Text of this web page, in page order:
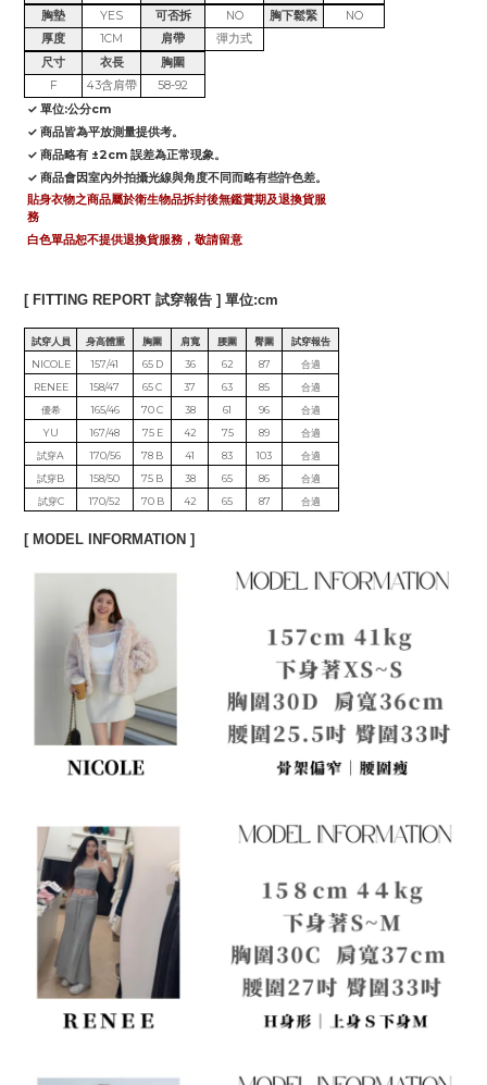
胸墊
YES 可否拆 NO 胸下鬆緊
NO
厚度
1CM 肩帶
彈力式
尺寸
衣長
胸圍
F
43含肩帶
58-92
✓ 單位:公分cm
✓ 商品皆為平放測量提供考。
✓ 商品略有 ±2cm 誤差為正常現象。
✓ 商品會因室內外拍攝光線與角度不同而略有些許色差。
貼身衣物之商品屬於衛生物品拆封後無鑑賞期及退換貨服
務
白色單品恕不提供退換貨服務，敬請留意
[ FITTING REPORT 試穿報告 ] 單位:cm
試穿人員 身高體重 胸圍 肩寬 腰圍 臀圍
試穿報告
NICOLE
157/41 65 D 36 62 87
合適
RENEE
158/47 65 C 37 63 85
合適
優希
165/46 70 C 38 61 96
合適
YU
167/48 75 E 42 75 89
合適
試穿A
170/56 78 B 41 83 103
合適
試穿B
158/50 75 B 38 65 86
合適
試穿C
170/52 70 B 42 65 87 合適
[ MODEL INFORMATION ]